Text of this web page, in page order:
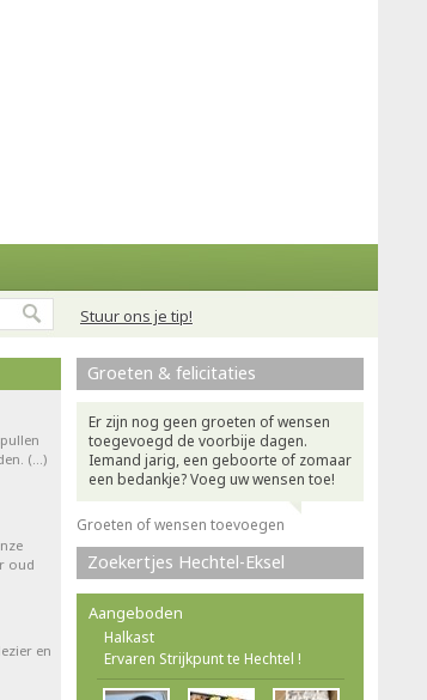
Stuur ons je tip!
(…)
oud
en
Groeten & felicitaties
Er zijn nog geen groeten of wensen
toegevoegd de voorbije dagen.
Iemand jarig, een geboorte of zomaar
een bedankje? Voeg uw wensen toe!
Groeten of wensen toevoegen
Zoekertjes Hechtel-Eksel
Aangeboden
Halkast
Ervaren Strijkpunt te Hechtel !